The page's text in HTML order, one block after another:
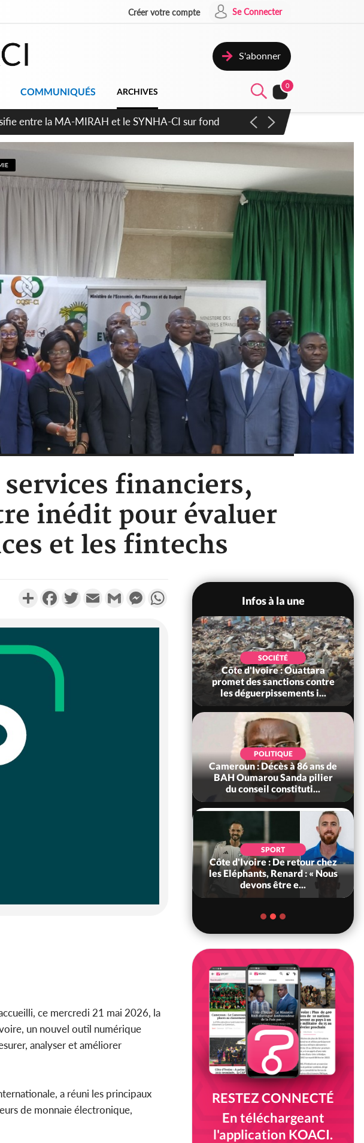
Créer votre compte Se Connecter
S'abonner
COMMUNIQUÉS ARCHIVES
0
démocratique plus apaisé
financiers,
inédit pour évaluer
et les fintechs
PartagerFacebookTwitterEmail Gmail MessengerWhatsApp
ce mercredi 21 mai 2026, la
un nouvel outil numérique
analyser et améliorer
a réuni les principaux
de monnaie électronique,
Infos à la une
Côte d'Ivoire : Après le pari
réussi du 66e anniversaire,
SOCIÉTÉ
Côte d'Ivoire : Ouattara
promet des sanctions contre
les déguerpissements i...
POLITIQUE
Cameroun : Décès à 86 ans de
BAH Oumarou Sanda pilier
du conseil constituti...
SPORT
Côte d'Ivoire : De retour chez
les Eléphants, Renard : « Nous
devons être e...
RESTEZ CONNECTÉ
En téléchargeant
l'application KOACI.